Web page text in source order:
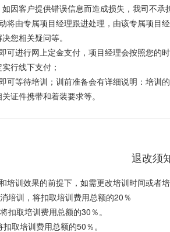
因客户提供错误信息而造成损失，我司不承
将由专属项目经理跟进处理，由该专属项目
您相关疑问等。
可进行网上定金支付，项目经理会按照您的
行线下支付；
可等待培训；训前准备会有详细说明：培训
证件携带和着装要求等。
退改须
培训效果的前提下，如需更改培训时间或者
培训，将扣取培训费用总额的20％
扣取培训费用总额的30％。
取培训费用总额的50％。